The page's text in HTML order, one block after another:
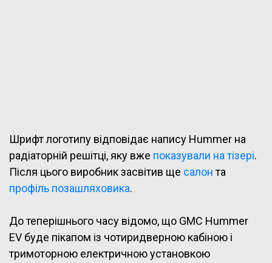
Шрифт логотипу відповідає напису Hummer на
радіаторній решітці, яку вже показували на тізері.
Після цього виробник засвітив ще салонта
профіль позашляховика.
До теперішнього часу відомо, що GMC Hummer
EV буде пікапом із чотиридверною кабіною і
тримоторною електричною установкою